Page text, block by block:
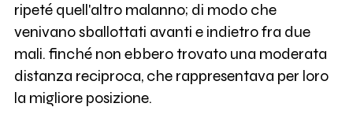
ripeté quell'altro malanno; di modo che
venivano sballottati avanti e indietro fra due
mali. finché non ebbero trovato una moderata
distanza reciproca, che rappresentava per loro
la migliore posizione.